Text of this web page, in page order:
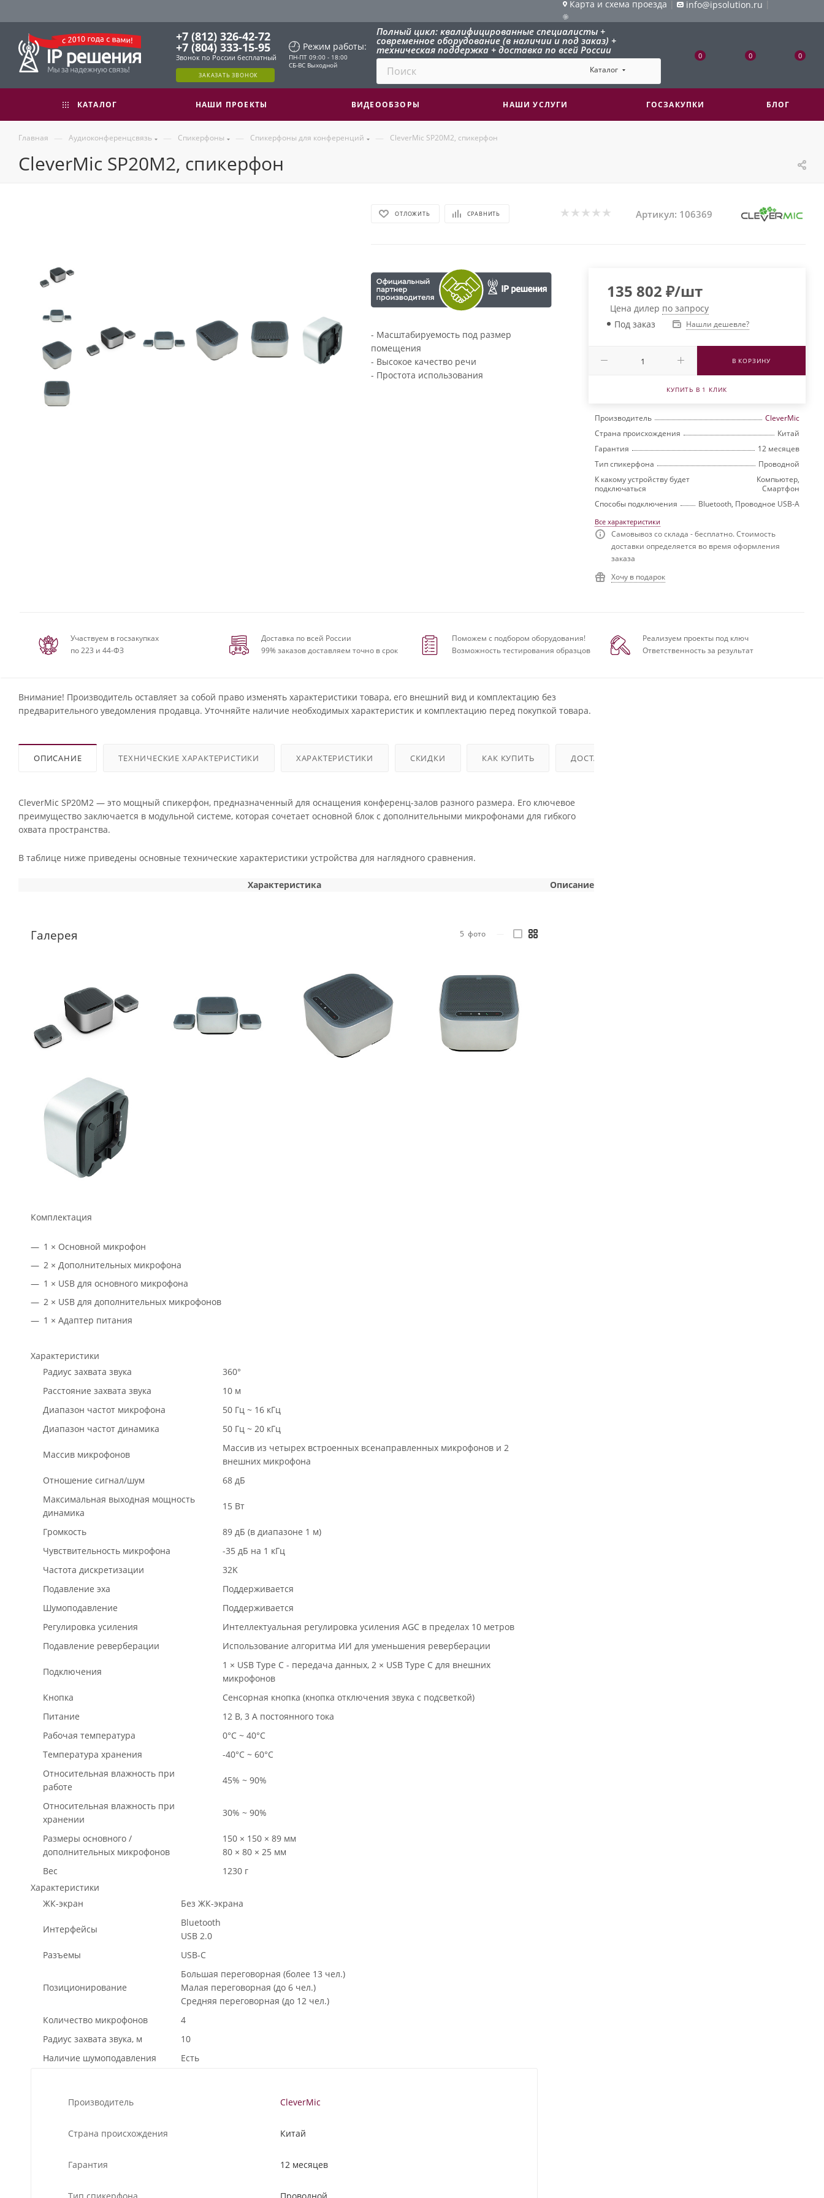
Карта и схема проезда | info@ipsolution.ru |
+7 (812) 326-42-72
+7 (804) 333-15-95
Звонок по России бесплатный
ЗАКАЗАТЬ ЗВОНОК
Режим работы:
ПН-ПТ 09:00 - 18:00
СБ-ВС Выходной
Полный цикл: квалифицированные специалисты +
современное оборудование (в наличии и под заказ) +
техническая поддержка + доставка по всей России
Каталог
0 0 0
КАТАЛОГ НАШИ ПРОЕКТЫ ВИДЕООБЗОРЫ НАШИ УСЛУГИ ГОСЗАКУПКИ БЛОГ
Главная — Аудиоконференцсвязь — Спикерфоны — Спикерфоны для конференций — CleverMic SP20M2, спикерфон
CleverMic SP20M2, спикерфон
ОТЛОЖИТЬ СРАВНИТЬ Артикул: 106369
- Масштабируемость под размер
помещения
- Высокое качество речи
- Простота использования
135 802 ₽/шт
Цена дилер по запросу
Под заказ
Нашли дешевле?
В КОРЗИНУ
КУПИТЬ В 1 КЛИК
Производитель
CleverMic
Страна происхождения
Китай
Гарантия
12 месяцев
Тип спикерфона
Проводной
К какому устройству будет
подключаться
Компьютер,
Смартфон
Способы подключения
Bluetooth, Проводное USB-A
Все характеристики
Самовывоз со склада - бесплатно. Стоимость
доставки определяется во время оформления
заказа
Хочу в подарок
Участвуем в госзакупках
по 223 и 44-ФЗ
Доставка по всей России
99% заказов доставляем точно в срок
Поможем с подбором оборудования!
Возможность тестирования образцов
Реализуем проекты под ключ
Ответственность за результат
Внимание! Производитель оставляет за собой право изменять характеристики товара, его внешний вид и комплектацию без
предварительного уведомления продавца. Уточняйте наличие необходимых характеристик и комплектацию перед покупкой товара.
ОПИСАНИЕ ТЕХНИЧЕСКИЕ ХАРАКТЕРИСТИКИ ХАРАКТЕРИСТИКИ СКИДКИ КАК КУПИТЬ ДОСТАВКА
CleverMic SP20M2 — это мощный спикерфон, предназначенный для оснащения конференц-залов разного размера. Его ключевое
преимущество заключается в модульной системе, которая сочетает основной блок с дополнительными микрофонами для гибкого
охвата пространства.
В таблице ниже приведены основные технические характеристики устройства для наглядного сравнения.
Характеристика Описание
Галерея 5 фото
Комплектация
1 × Основной микрофон
2 × Дополнительных микрофона
1 × USB для основного микрофона
2 × USB для дополнительных микрофонов
1 × Адаптер питания
Характеристики
Радиус захвата звука
360°
Расстояние захвата звука
10 м
Диапазон частот микрофона
50 Гц ~ 16 кГц
Диапазон частот динамика
50 Гц ~ 20 кГц
Массив микрофонов
Массив из четырех встроенных всенаправленных микрофонов и 2
внешних микрофона
Отношение сигнал/шум
68 дБ
Максимальная выходная мощность
динамика
15 Вт
Громкость
89 дБ (в диапазоне 1 м)
Чувствительность микрофона
-35 дБ на 1 кГц
Частота дискретизации
32K
Подавление эха
Поддерживается
Шумоподавление
Поддерживается
Регулировка усиления
Интеллектуальная регулировка усиления AGC в пределах 10 метров
Подавление реверберации
Использование алгоритма ИИ для уменьшения реверберации
Подключения
1 × USB Type С - передача данных, 2 × USB Type С для внешних
микрофонов
Кнопка
Сенсорная кнопка (кнопка отключения звука с подсветкой)
Питание
12 В, 3 А постоянного тока
Рабочая температура
0°C ~ 40°C
Температура хранения
-40°C ~ 60°C
Относительная влажность при
работе
45% ~ 90%
Относительная влажность при
хранении
30% ~ 90%
Размеры основного /
дополнительных микрофонов
150 × 150 × 89 мм
80 × 80 × 25 мм
Вес
1230 г
Характеристики
ЖК-экран
Без ЖК-экрана
Интерфейсы
Bluetooth
USB 2.0
Разъемы
USB-C
Позиционирование
Большая переговорная (более 13 чел.)
Малая переговорная (до 6 чел.)
Средняя переговорная (до 12 чел.)
Количество микрофонов
4
Радиус захвата звука, м
10
Наличие шумоподавления
Есть
Производитель CleverMic
Страна происхождения Китай
Гарантия 12 месяцев